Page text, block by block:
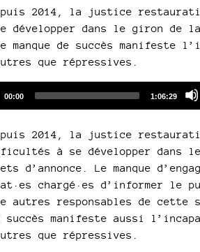
2014, la justice
développer dans le giron de
manque de succès manifeste
que répressives.
Current
00:00
Total
1:06:29
2014, la justice
à se développer dans
d’annonce. Le manque
chargé·es d’informer le
autres responsables de
succès manifeste aussi
que répressives.